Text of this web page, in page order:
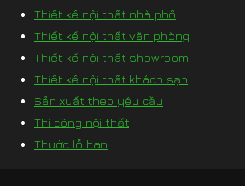
Thiết kế nội thất nhà phố
Thiết kế nội thất văn phòng
Thiết kế nội thất showroom
Thiết kế nội thất khách sạn
Sản xuất theo yêu cầu
Thi công nội thất
Thước lỗ ban